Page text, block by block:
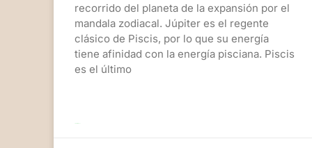
recorrido del planeta de la expansión por el
mandala zodiacal. Júpiter es el regente
clásico de Piscis, por lo que su energía
tiene afinidad con la energía pisciana. Piscis
es el último